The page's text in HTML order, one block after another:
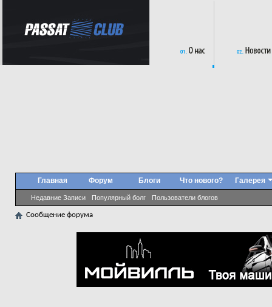
Главная Форум Блоги
Недавние Записи Популярный болг Пользователи блогов
Что нового? Галерея
Сообщение форума